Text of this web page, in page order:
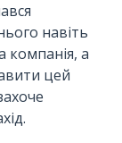
навіть
компанія, а
цей